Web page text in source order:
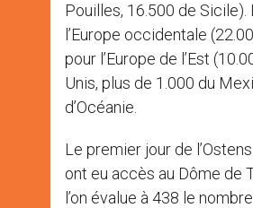
Pouilles, 16.500 de
l’Europe occidentale
pour l’Europe de l’Est
Unis, plus de 1.000 du
d’Océanie.
Le premier jour de
ont eu accès au Dôme de
l’on évalue à 438 le